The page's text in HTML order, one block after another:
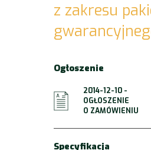
z zakresu
Ogłoszenie
2014-12-10 -
OGŁOSZENIE
O ZAMÓWIENIU
Specyfikacja